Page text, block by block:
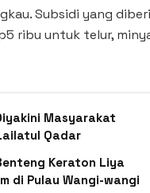
Subsidi yang
ribu untuk telur,
Masyarakat
Qadar
Keraton Liya
di Pulau Wangi-wangi